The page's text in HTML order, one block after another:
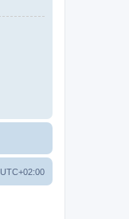
UTC+02:00